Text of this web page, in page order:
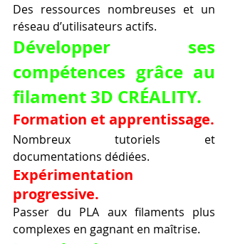
Des ressources nombreuses et un
réseau d’utilisateurs actifs.
Développer ses
compétences grâce au
filament 3D CRÉALITY.
Formation et apprentissage.
Nombreux tutoriels et
documentations dédiées.
Expérimentation
progressive.
Passer du PLA aux filaments plus
complexes en gagnant en maîtrise.